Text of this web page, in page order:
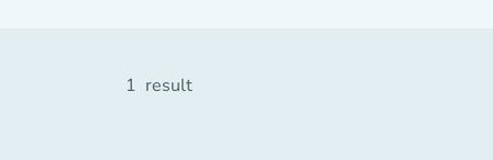
1 result